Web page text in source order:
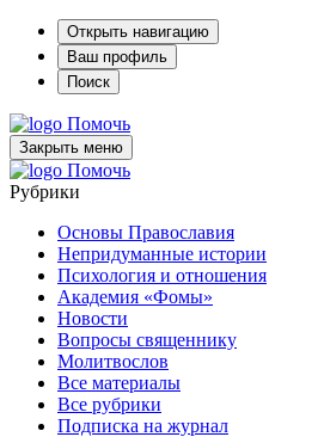
Открыть навигацию
Ваш профиль
Поиск
Помочь
Закрыть меню
Помочь
Рубрики
Основы Православия
Непридуманные истории
Психология и отношения
Академия «Фомы»
Новости
Вопросы священнику
Молитвослов
Все материалы
Все рубрики
Подписка на журнал